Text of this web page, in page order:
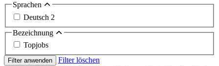
Sprachen
Deutsch 2
Bezeichnung
Topjobs
Filter anwenden
Filter löschen